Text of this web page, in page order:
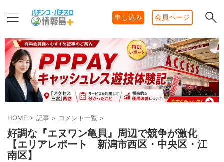
申し込み 会員ページ
HOME > 記事 > コメント一覧 >
好調な『エヌワン亀貝』周辺で競争が激化
【エリアレポート 新潟市西区・中央区・江
南区】